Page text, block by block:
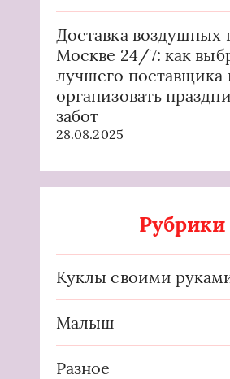
Доставка воздушных
Москве 24/7: как
лучшего поставщика
организовать
забот
28.08.2025
Рубрики
Куклы своими
Малыш
Разное